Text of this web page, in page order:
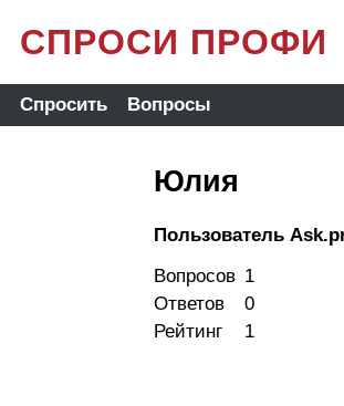
СПРОСИ ПРОФИ
Спросить Вопросы
Юлия
Пользователь
Вопросов 1
Ответов
0
Рейтинг
1